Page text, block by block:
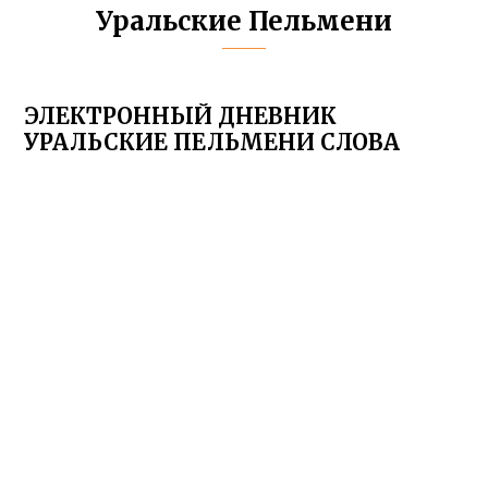
Уральские Пельмени
ЭЛЕКТРОННЫЙ ДНЕВНИК
УРАЛЬСКИЕ ПЕЛЬМЕНИ СЛОВА